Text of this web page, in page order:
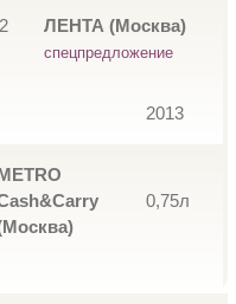
ЛЕНТА (Москва)
спецпредложение
2013
0,75л